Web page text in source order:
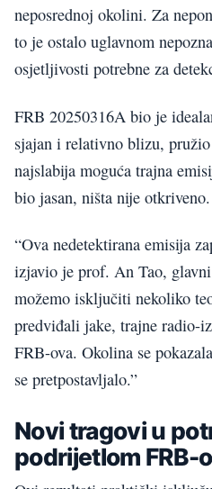
neposrednoj okolini. Za
to je ostalo uglavnom
osjetljivosti potrebne za
FRB 20250316A bio je
sjajan i relativno blizu,
najslabija moguća trajna
bio jasan, ništa nije otkriveno.
“Ova nedetektirana emisija
izjavio je prof. An Tao, glavni
možemo isključiti nekoliko
predviđali jake, trajne radio-
FRB-ova. Okolina se
se pretpostavljalo.”
Novi tragovi u
podrijetlom FRB-